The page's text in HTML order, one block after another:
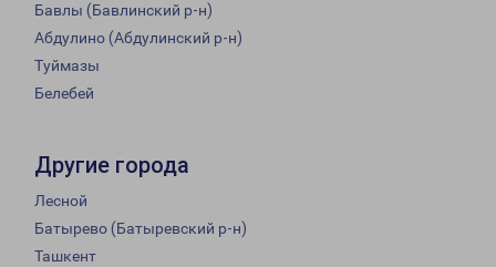
Бавлы (Бавлинский р-н)
Абдулино (Абдулинский р-н)
Туймазы
Белебей
Другие города
Лесной
Батырево (Батыревский р-н)
Ташкент